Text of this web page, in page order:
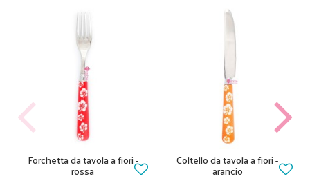
Forchetta da tavola a fiori -
rossa
Coltello da tavola a fiori -
arancio